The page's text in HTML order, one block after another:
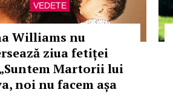
VEDETE
Williams nu
ziua fetiței
Martorii lui
noi nu facem așa